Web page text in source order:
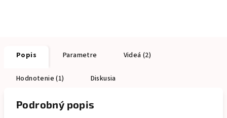
Popis Parametre Videá (2)
Hodnotenie (1) Diskusia
Podrobný popis